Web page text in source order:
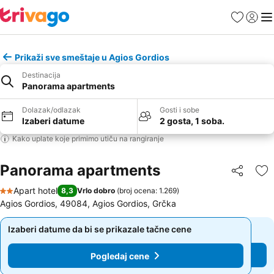
FavoritiPrijavi
Prikaži sve smeštaje u Agios Gordios
Destinacija
Panorama apartments
Dolazak/odlazak
Izaberi datume
Gosti i sobe
2 gosta, 1 soba.
Kako uplate koje primimo utiču na rangiranje
Panorama apartments Deli
2 Zvezdice
Apart hotel 8,3 Vrlo dobro (broj ocena: 1.269)
Agios Gordios, 49084, Agios Gordios, Grčka
Izaberi datume da bi se prikazale tačne cene
Pogledaj cene
Izaberi datume da bi se prikazale tačne cene
Pogledaj cene